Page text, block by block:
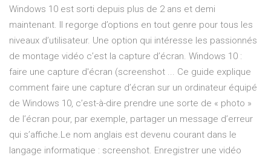
Windows 10 est sorti depuis plus de 2 ans et demi
maintenant. Il regorge d’options en tout genre pour tous les
niveaux d’utilisateur. Une option qui intéresse les passionnés
de montage vidéo c’est la capture d’écran. Windows 10 :
faire une capture d'écran (screenshot ... Ce guide explique
comment faire une capture d’écran sur un ordinateur équipé
de Windows 10, c’est-à-dire prendre une sorte de « photo »
de l’écran pour, par exemple, partager un message d’erreur
qui s’affiche.Le nom anglais est devenu courant dans le
langage informatique : screenshot. Enregistrer une vidéo